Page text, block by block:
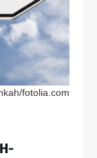
fotolia.com